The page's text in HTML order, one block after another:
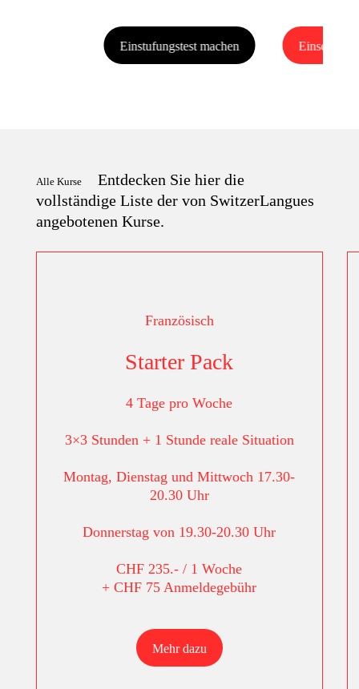
Einstufungstest machen
Alle Kurse
Entdecken Sie hier die
vollständige Liste der von SwitzerLangues
angebotenen Kurse.
Französisch
Starter Pack
4 Tage pro Woche
3×3 Stunden + 1 Stunde reale Situation
Montag, Dienstag und Mittwoch 17.30-
20.30 Uhr
Donnerstag von 19.30-20.30 Uhr
CHF 235.- / 1 Woche
+ CHF 75 Anmeldegebühr
Mehr dazu